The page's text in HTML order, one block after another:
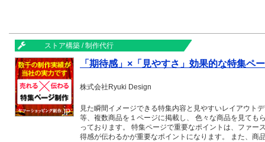
ストア構築 / 制作代行
「期待感」×「見やすさ」効果的な特集ペ
株式会社Ryuki Design
見た瞬間イメージできる特集内容と見やすいレイアウト
等、複数商品を１ページに掲載し、 色々な商品を見ても
っております。 特集ページで重要なポイントは、ファー
得感が伝わるかが重要なポイントになります。 また、商